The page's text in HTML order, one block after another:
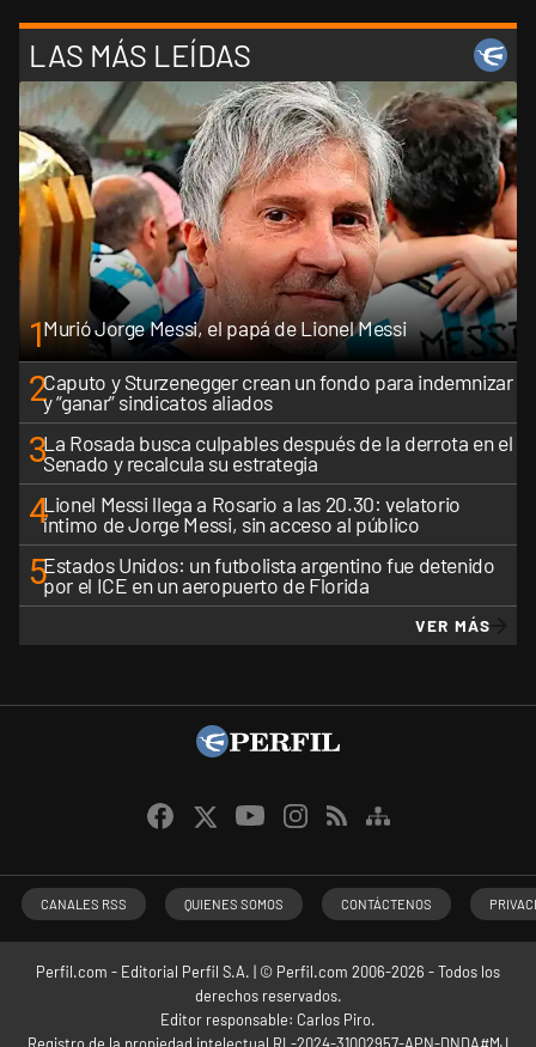
LAS MÁS LEÍDAS
1Murió Jorge Messi, el papá de Lionel Messi
2Caputo y Sturzenegger crean un fondo para indemnizar
y “ganar” sindicatos aliados
3La Rosada busca culpables después de la derrota en el
Senado y recalcula su estrategia
4Lionel Messi llega a Rosario a las 20.30: velatorio
íntimo de Jorge Messi, sin acceso al público
5Estados Unidos: un futbolista argentino fue detenido
por el ICE en un aeropuerto de Florida
VER MÁS
CANALES RSS QUIENES SOMOS CONTÁCTENOS
Perfil.com - Editorial Perfil S.A. | © Perfil.com 2006-2026 - Todos los
derechos reservados.
Editor responsable: Carlos Piro.
Registro de la propiedad intelectual RL-2024-31002957-APN-DNDA#MJ